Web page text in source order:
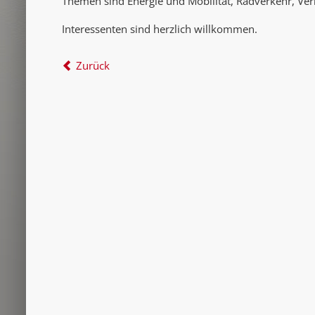
Interessenten sind herzlich willkommen.
Zurück